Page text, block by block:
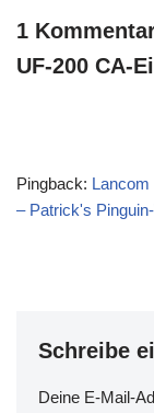
1
UF-200 CA-
Pingback:
– Patrick's
Schreibe
Deine E-Mail-